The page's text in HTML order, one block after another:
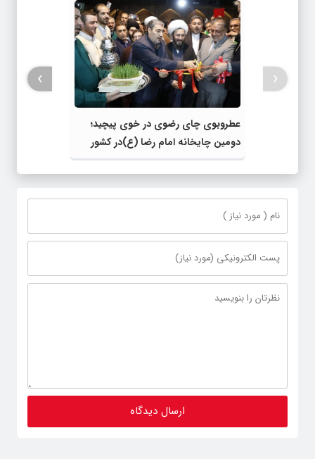
عطروبوی چای رضوی در خوی پیچید؛
دومین چایخانه امام رضا (ع)در کشور
افتتاح شد
‹
›